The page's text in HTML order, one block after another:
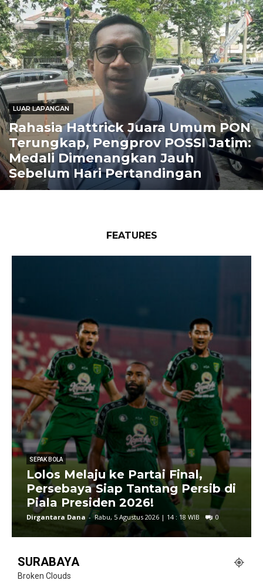
LUAR LAPANGAN
Rahasia Hattrick Juara Umum PON
Terungkap, Pengprov POSSI Jatim:
Medali Dimenangkan Jauh
Sebelum Hari Pertandingan
FEATURES
SEPAK BOLA
Lolos Melaju ke Partai Final,
Persebaya Siap Tantang Persib di
Piala Presiden 2026!
Dirgantara Dana - Rabu, 5 Agustus 2026 | 14 : 18 WIB 0
SURABAYA
Broken Clouds